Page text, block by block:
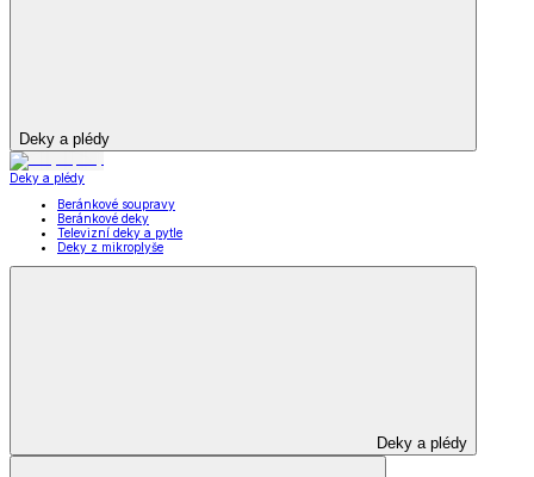
Deky a plédy
Deky a plédy
Beránkové soupravy
Beránkové deky
Televizní deky a pytle
Deky z mikroplyše
Deky a plédy